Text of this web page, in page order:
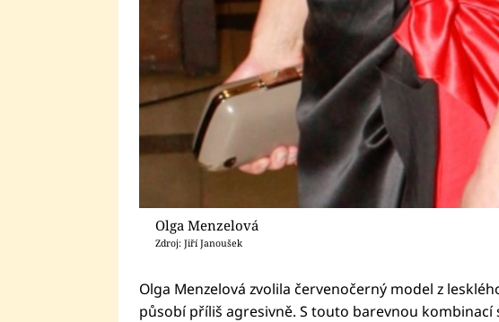
Olga Menzelová
Zdroj: Jiří Janoušek
Olga Menzelová zvolila červenočerný model z
působí příliš agresivně. S touto barevnou kombinací